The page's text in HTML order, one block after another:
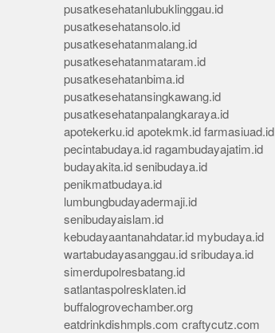
pusatkesehatanlubuklinggau.id
pusatkesehatansolo.id
pusatkesehatanmalang.id
pusatkesehatanmataram.id
pusatkesehatanbima.id
pusatkesehatansingkawang.id
pusatkesehatanpalangkaraya.id
apotekerku.id apotekmk.id farmasiuad.id
pecintabudaya.id ragambudayajatim.id
budayakita.id senibudaya.id
penikmatbudaya.id
lumbungbudayadermaji.id
senibudayaislam.id
kebudayaantanahdatar.id mybudaya.id
wartabudayasanggau.id sribudaya.id
simerdupolresbatang.id
satlantaspolresklaten.id
buffalogrovechamber.org
eatdrinkdishmpls.com craftycutz.com